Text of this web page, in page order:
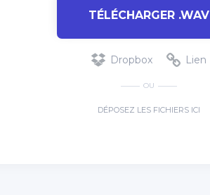
TÉLÉCHARGER .WAV
Dropbox Lien
OU
DÉPOSEZ LES FICHIERS ICI